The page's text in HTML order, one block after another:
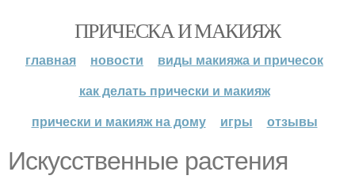
ПРИЧЕСКА И МАКИЯЖ
главная новости
виды макияжа и причесок
как делать прически и макияж
прически и макияж на дому
игры отзывы
Искусственные растения